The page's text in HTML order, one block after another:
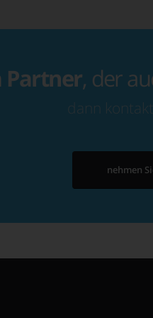
Partner, der
dann
nehmen